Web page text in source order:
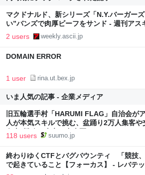
マクドナルド、新シリーズ「N.Y.バーガー
い”バンズで肉厚ビーフをサンド - 週刊アス
2 users weekly.ascii.jp
DOMAIN ERROR
1 user rina.ut.bex.jp
いま人気の記事 - 企業メディア
旧五輪選手村「HARUMI FLAG」自治会が
人が本気スキルで挑む、盆踊り2万人集客
向上”戦略 東京・中央区
118 users suumo.jp
終わりゆくCTFとバグバウンティ 「競技、
で起きていること【フォーカス】 - レバテ